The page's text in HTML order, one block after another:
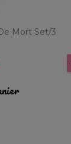
Mort Set/3